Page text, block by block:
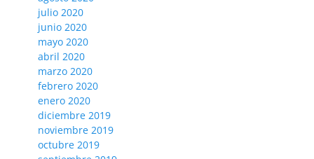
julio 2020
junio 2020
mayo 2020
abril 2020
marzo 2020
febrero 2020
enero 2020
diciembre 2019
noviembre 2019
octubre 2019